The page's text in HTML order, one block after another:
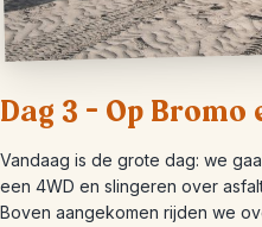
Dag 3 – Op
Vandaag is de grote dag: we
een 4WD en slingeren over
Boven aangekomen rijden we